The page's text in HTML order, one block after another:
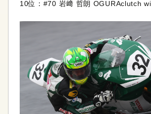
10位：#70 岩﨑 哲朗 OGURAclutch